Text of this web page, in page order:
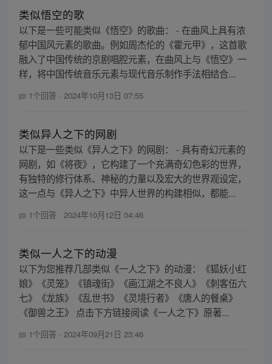
类似悟空的歌
以下是一些可能类似《悟空》的歌曲： - 在曲风上具有浓
郁中国风元素的歌曲。例如周杰伦的《霍元甲》，这首歌
融入了中国传统的京剧唱腔元素，在曲风上与《悟空》一
样，将中国传统音乐元素与现代音乐制作手法相结合...
1个回答 · 2024年10月13日 07:55
类似异人之下的网剧
以下是一些类似《异人之下》的网剧： - 具有奇幻元素的
网剧，如《将夜》，它构建了一个充满奇幻色彩的世界，
有独特的修行体系、神秘的力量以及宏大的世界观设定，
这一点与《异人之下》中异人世界的构建相似，都能...
1个回答 · 2024年10月12日 04:46
类似一人之下的动漫
以下为您推荐几部类似《一人之下》的动漫：《狐妖小红
娘》《灵笼》《镇魂街》《画江湖之不良人》《刺客伍六
七》《龙族》《乱世书》《灵境行者》《唐人的餐桌》
《御兽之王》 点击下方链接阅读《一人之下》原著...
1个回答 · 2024年09月21日 23:46